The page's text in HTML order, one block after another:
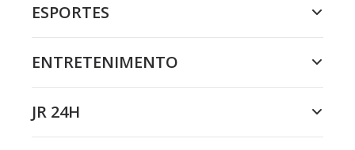
ESPORTES
ENTRETENIMENTO
JR 24H